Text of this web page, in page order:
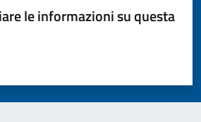
le informazioni su questa
5 stelle su 5
su 5
su 5
5